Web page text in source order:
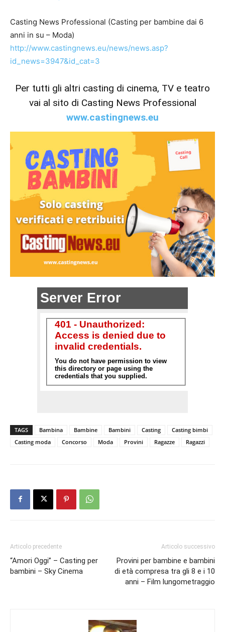
Casting News Professional (Casting per bambine dai 6
anni in su – Moda)
http://www.castingnews.eu/news/news.asp?
id_news=3947&id_cat=3
Per tutti gli altri casting di cinema, TV e teatro
vai al sito di Casting News Professional
www.castingnews.eu
TAGS Bambina Bambine Bambini Casting
Casting bimbi
Casting moda
Concorso Moda Provini Ragazze Ragazzi
Articolo precedente
“Amori Oggi” – Casting per
bambini – Sky Cinema
Articolo successivo
Provini per bambine e bambini
di età compresa tra gli 8 e i 10
anni – Film lungometraggio